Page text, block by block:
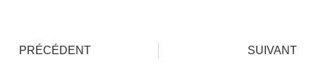
PRÉCÉDENT SUIVANT